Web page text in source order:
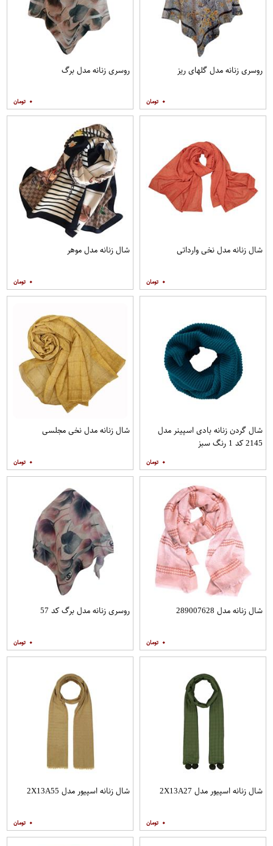
روسری زنانه مدل گلهای ریز
۰
روسری زنانه مدل برگ
۰
شال زنانه مدل نخی وارداتی
۰
شال زنانه مدل موهر
۰
شال گردن زنانه بادی اسپینر مدل
2145 کد 1 رنگ سبز
۰
شال زنانه مدل نخی مجلسی
۰
شال زنانه مدل 289007628
۰
روسری زنانه مدل برگ کد 57
۰
شال زنانه اسپیور مدل 2X13A27
۰
شال زنانه اسپیور مدل 2X13A55
۰